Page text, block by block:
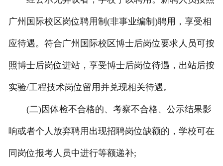
广州国际校区岗位聘用制(非事业编制)聘用，享受相
应待遇。符合广州国际校区博士后岗位要求人员可按
照博士后岗位进站，享受博士后岗位待遇，出站后按
实验/工程技术岗位留用并兑现相关待遇。
(二)因体检不合格的、考察不合格、公示结果影
响或者个人放弃聘用出现招聘岗位缺额的，学校可在
同岗位报考人员中进行等额递补;